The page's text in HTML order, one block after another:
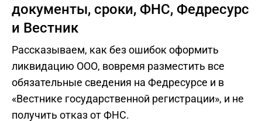
документы, сроки, ФНС, Федресурс
и Вестник
Рассказываем, как без ошибок оформить
ликвидацию ООО, вовремя разместить все
обязательные сведения на Федресурсе и в
«Вестнике государственной регистрации», и не
получить отказ от ФНС.